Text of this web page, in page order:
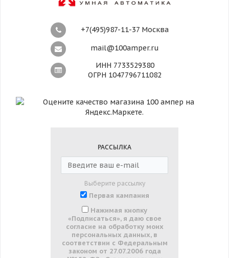
+7(495)987-11-37 Москва
mail@100amper.ru
ИНН 7733529380
ОГРН 1047796711082
РАССЫЛКА
Выберите рассылку
Первая кампания
Нажимая кнопку
«Подписаться», я даю свое
согласие на обработку моих
персональных данных, в
соответствии с Федеральным
законом от 27.07.2006 года